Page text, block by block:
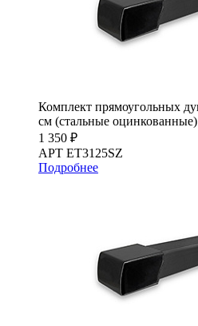
Комплект прямоугольных
см (стальные оцинкованные)
1 350 ₽
АРТ ET3125SZ
Подробнее